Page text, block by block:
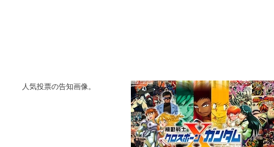
人気投票の告知画像。